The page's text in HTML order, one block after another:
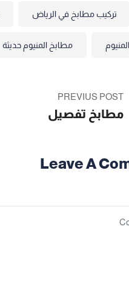
تركيب مطابخ في الرياض
مطابخ المنيوم حديثة
PREVIUS POST
مطابخ تفصيل
Leave A